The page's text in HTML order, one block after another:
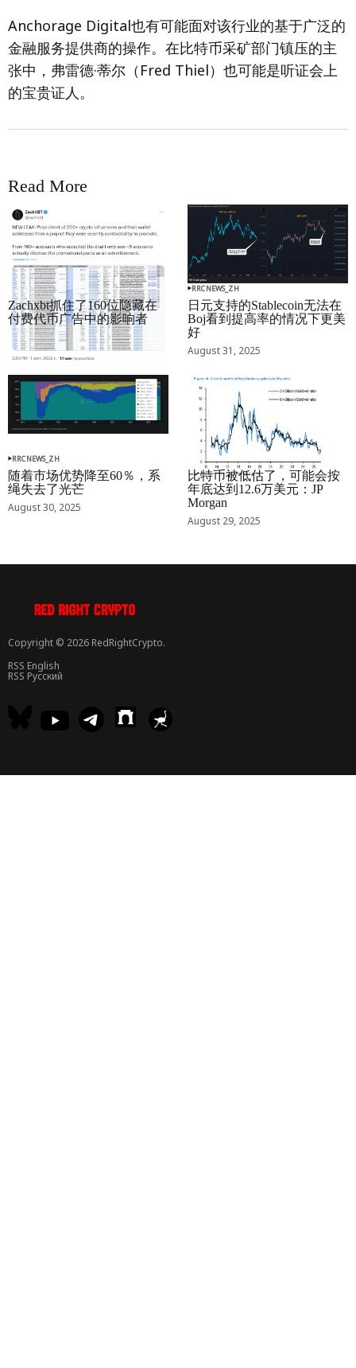
Anchorage Digital也有可能面对该行业的基于广泛的
金融服务提供商的操作。在比特币采矿部门镇压的主
张中，弗雷德·蒂尔（Fred Thiel）也可能是听证会上
的宝贵证人。
Read More
RRCNEWS_ZH
Zachxbt抓住了160位隐藏在
付费代币广告中的影响者
September 01, 2025
RRCNEWS_ZH
日元支持的Stablecoin无法在
Boj看到提高率的情况下更美
好
August 31, 2025
RRCNEWS_ZH
随着市场优势降至60％，系
绳失去了光芒
August 30, 2025
RRCNEWS_ZH
比特币被低估了，可能会按
年底达到12.6万美元：JP
Morgan
August 29, 2025
Copyright © 2026 RedRightCrypto.
RSS English
RSS Русский